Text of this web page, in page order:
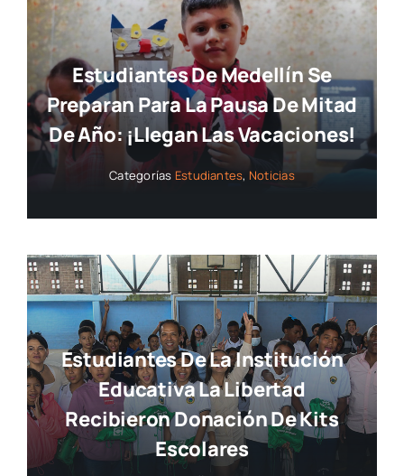
Estudiantes De Medellín Se
Preparan Para La Pausa De Mitad
De Año: ¡llegan Las Vacaciones!
Categorías Estudiantes, Noticias
Estudiantes De La Institución
Educativa La Libertad
Recibieron Donación De Kits
Escolares